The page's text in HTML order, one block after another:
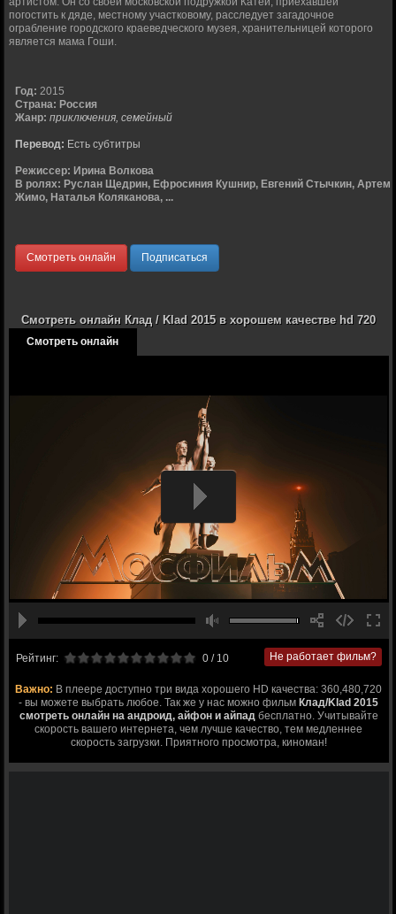
погостить к дяде, местному участковому, расследует загадочное
ограбление городского краеведческого музея, хранительницей которого
является мама Гоши.
Год: 2015
Страна: Россия
Жанр: приключения, семейный
Перевод: Есть субтитры
Режиссер: Ирина Волкова
В ролях: Руслан Щедрин, Ефросиния Кушнир, Евгений Стычкин, Артем
Жимо, Наталья Коляканова, ...
Смотреть онлайн Подписаться
Смотреть онлайн Клад / Klad 2015 в хорошем качестве hd 720
Смотреть онлайн
Рейтинг: 0/ 10 Не работает фильм?
Важно: В плеере доступно три вида хорошего HD качества: 360,480,720
- вы можете выбрать любое. Так же у нас можно фильм Клад/Klad 2015
смотреть онлайн на андроид, айфон и айпадбесплатно. Учитывайте
скорость вашего интернета, чем лучше качество, тем медленнее
скорость загрузки. Приятного просмотра, киноман!